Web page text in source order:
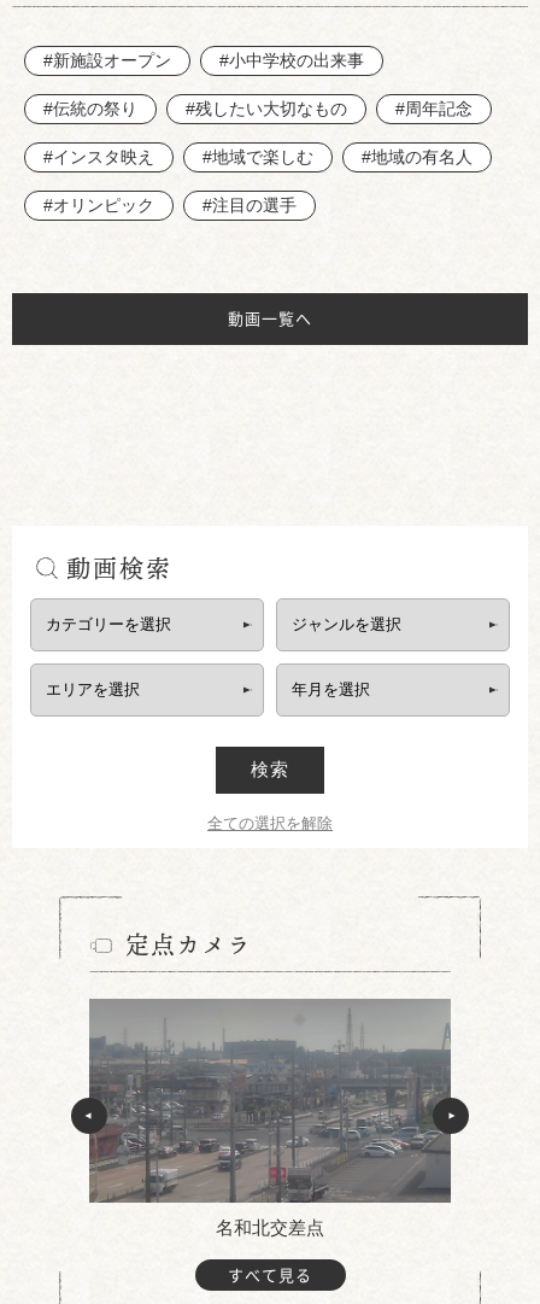
#新施設オープン #小中学校の出来事
#伝統の祭り #残したい大切なもの #周年記念
#インスタ映え #地域で楽しむ #地域の有名人
#オリンピック #注目の選手
動画一覧へ
動画検索
検索
全ての選択を解除
定点カメラ
名和北交差点
すべて見る